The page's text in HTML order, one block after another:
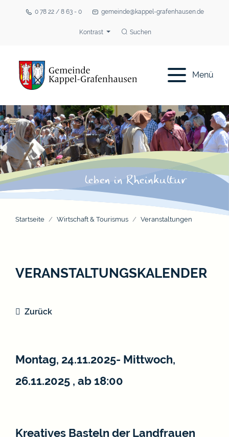
0 78 22 / 8 63 - 0 gemeinde@kappel-grafenhausen.de
Kontrast Suchen
Menü
Startseite Wirtschaft & Tourismus Veranstaltungen
VERANSTALTUNGSKALENDER
Zurück
Montag, 24.11.2025- Mittwoch,
26.11.2025 , ab 18:00
Kreatives Basteln der Landfrauen